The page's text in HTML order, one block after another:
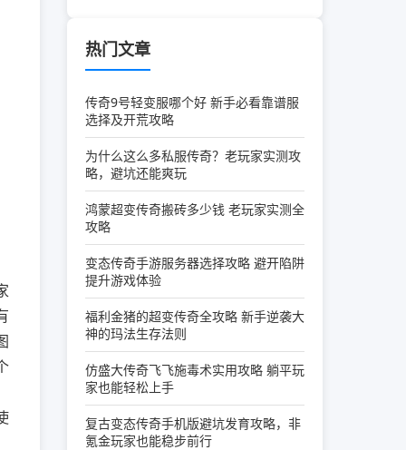
热门文章
传奇9号轻变服哪个好 新手必看靠谱服
选择及开荒攻略
为什么这么多私服传奇？老玩家实测攻
略，避坑还能爽玩
鸿蒙超变传奇搬砖多少钱 老玩家实测全
攻略
变态传奇手游服务器选择攻略 避开陷阱
提升游戏体验
福利金猪的超变传奇全攻略 新手逆袭大
神的玛法生存法则
仿盛大传奇飞飞施毒术实用攻略 躺平玩
家也能轻松上手
复古变态传奇手机版避坑发育攻略，非
氪金玩家也能稳步前行